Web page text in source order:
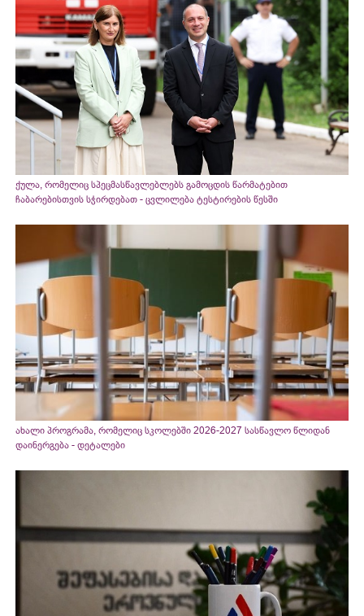
ქულა, რომელიც სპეცმასწავლებლებს გამოცდის წარმატებით
ჩაბარებისთვის სჭირდებათ - ცვლილება ტესტირების წესში
ახალი პროგრამა, რომელიც სკოლებში 2026-2027 სასწავლო წლიდან
დაინერგება - დეტალები